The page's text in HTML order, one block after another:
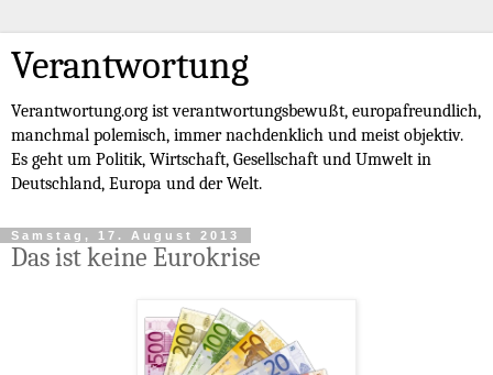
Verantwortung
Verantwortung.org ist verantwortungsbewußt, europafreundlich,
manchmal polemisch, immer nachdenklich und meist objektiv.
Es geht um Politik, Wirtschaft, Gesellschaft und Umwelt in
Deutschland, Europa und der Welt.
Samstag, 17. August 2013
Das ist keine Eurokrise